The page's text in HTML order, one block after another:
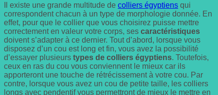
Il existe une grande multitude de colliers égyptiens qui
correspondent chacun à un type de morphologie donnée. En
effet, pour que le collier que vous choisirez puisse mettre
correctement en valeur votre corps, ses caractéristiques
doivent s’adapter à ce dernier. Tout d’abord, lorsque vous
disposez d’un cou est long et fin, vous avez la possibilité
d’essayer plusieurs types de colliers égyptiens. Toutefois,
ceux en ras du cou vous conviennent le mieux car ils
apporteront une touche de rétrécissement à votre cou. Par
contre, lorsque vous avez un cou de petite taille, les colliers
longs avec pendentif vous permettront de mieux le mettre en